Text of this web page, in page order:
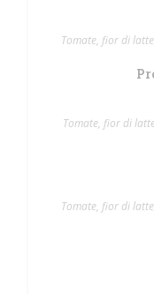
Tomate, fior di
Tomate, fior di
Tomate, fior di